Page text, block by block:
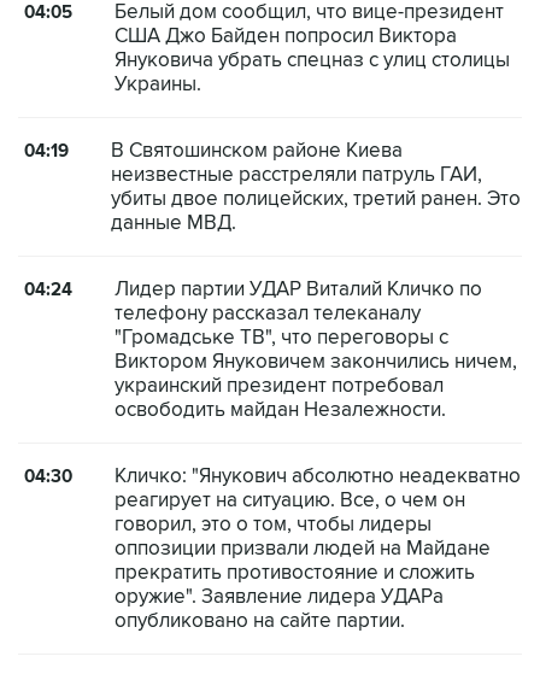
04:05
Белый дом сообщил, что вице-президент
США Джо Байден попросил Виктора
Януковича убрать спецназ с улиц столицы
Украины.
04:19
В Святошинском районе Киева
неизвестные расстреляли патруль ГАИ,
убиты двое полицейских, третий ранен. Это
данные МВД.
04:24
Лидер партии УДАР Виталий Кличко по
телефону рассказал телеканалу
"Громадське ТВ", что переговоры с
Виктором Януковичем закончились ничем,
украинский президент потребовал
освободить майдан Незалежности.
04:30
Кличко: "Янукович абсолютно неадекватно
реагирует на ситуацию. Все, о чем он
говорил, это о том, чтобы лидеры
оппозиции призвали людей на Майдане
прекратить противостояние и сложить
оружие". Заявление лидера УДАРа
опубликовано на сайте партии.